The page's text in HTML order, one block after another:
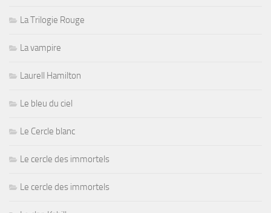
La Trilogie Rouge
La vampire
Laurell Hamilton
Le bleu du ciel
Le Cercle blanc
Le cercle des immortels
Le cercle des immortels